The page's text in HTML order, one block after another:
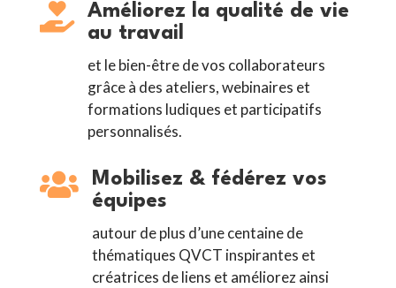

Améliorez la qualité de vie
au travail
et le bien-être de vos collaborateurs
grâce à des ateliers, webinaires et
formations ludiques et participatifs
personnalisés.

Mobilisez & fédérez vos
équipes
autour de plus d’une centaine de
thématiques QVCT inspirantes et
créatrices de liens et améliorez ainsi